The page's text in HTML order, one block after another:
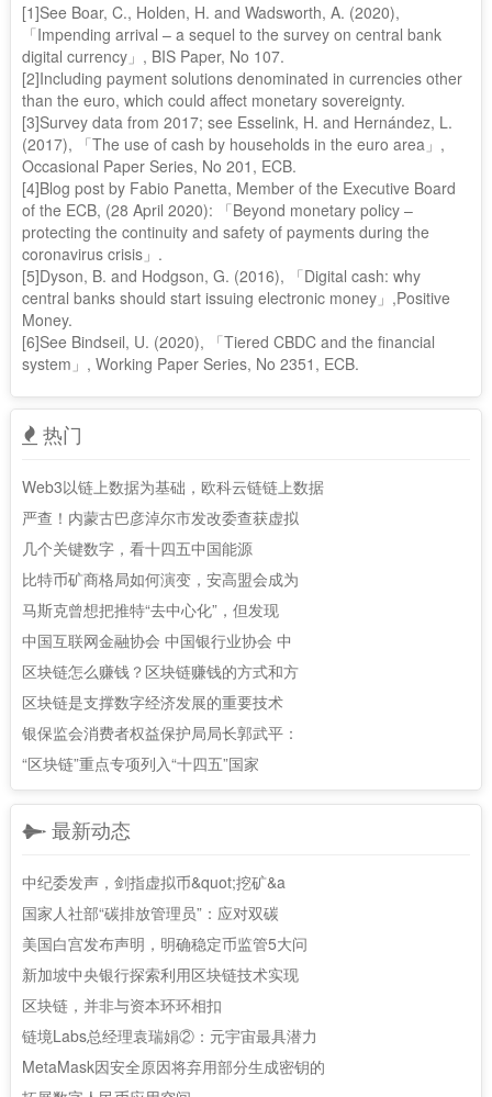
[1]See Boar, C., Holden, H. and Wadsworth, A. (2020),
「Impending arrival – a sequel to the survey on central bank
digital currency」, BIS Paper, No 107.
[2]Including payment solutions denominated in currencies other
than the euro, which could affect monetary sovereignty.
[3]Survey data from 2017; see Esselink, H. and Hernández, L.
(2017), 「The use of cash by households in the euro area」,
Occasional Paper Series, No 201, ECB.
[4]Blog post by Fabio Panetta, Member of the Executive Board
of the ECB, (28 April 2020): 「Beyond monetary policy –
protecting the continuity and safety of payments during the
coronavirus crisis」.
[5]Dyson, B. and Hodgson, G. (2016), 「Digital cash: why
central banks should start issuing electronic money」,Positive
Money.
[6]See Bindseil, U. (2020), 「Tiered CBDC and the financial
system」, Working Paper Series, No 2351, ECB.
热门
Web3以链上数据为基础，欧科云链链上数据
严查！内蒙古巴彦淖尔市发改委查获虚拟
几个关键数字，看十四五中国能源
比特币矿商格局如何演变，安高盟会成为
马斯克曾想把推特“去中心化”，但发现
中国互联网金融协会 中国银行业协会 中
区块链怎么赚钱？区块链赚钱的方式和方
区块链是支撑数字经济发展的重要技术
银保监会消费者权益保护局局长郭武平：
“区块链”重点专项列入“十四五”国家
最新动态
中纪委发声，剑指虚拟币&quot;挖矿&a
国家人社部“碳排放管理员”：应对双碳
美国白宫发布声明，明确稳定币监管5大问
新加坡中央银行探索利用区块链技术实现
区块链，并非与资本环环相扣
链境Labs总经理袁瑞娟②：元宇宙最具潜力
MetaMask因安全原因将弃用部分生成密钥的